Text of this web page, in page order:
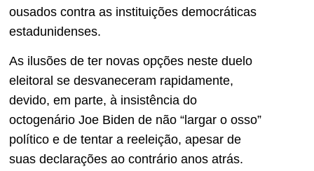
ousados contra as instituições democráticas
estadunidenses.
As ilusões de ter novas opções neste duelo
eleitoral se desvaneceram rapidamente,
devido, em parte, à insistência do
octogenário Joe Biden de não “largar o osso”
político e de tentar a reeleição, apesar de
suas declarações ao contrário anos atrás.